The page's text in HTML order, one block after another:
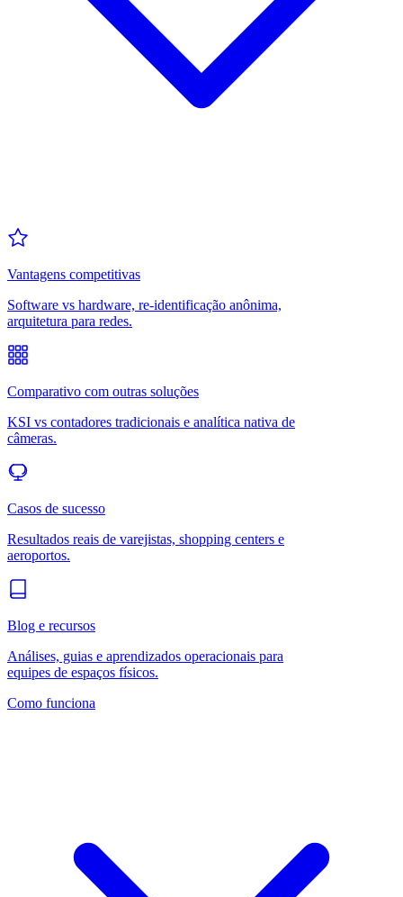
Vantagens competitivas
Software vs hardware, re-identificação anônima,
arquitetura para redes.
Comparativo com outras soluções
KSI vs contadores tradicionais e analítica nativa de
câmeras.
Casos de sucesso
Resultados reais de varejistas, shopping centers e
aeroportos.
Blog e recursos
Análises, guias e aprendizados operacionais para
equipes de espaços físicos.
Como funciona